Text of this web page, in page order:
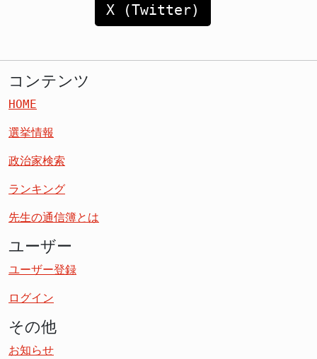
X (Twitter)
コンテンツ
HOME
選挙情報
政治家検索
ランキング
先生の通信簿とは
ユーザー
ユーザー登録
ログイン
その他
お知らせ